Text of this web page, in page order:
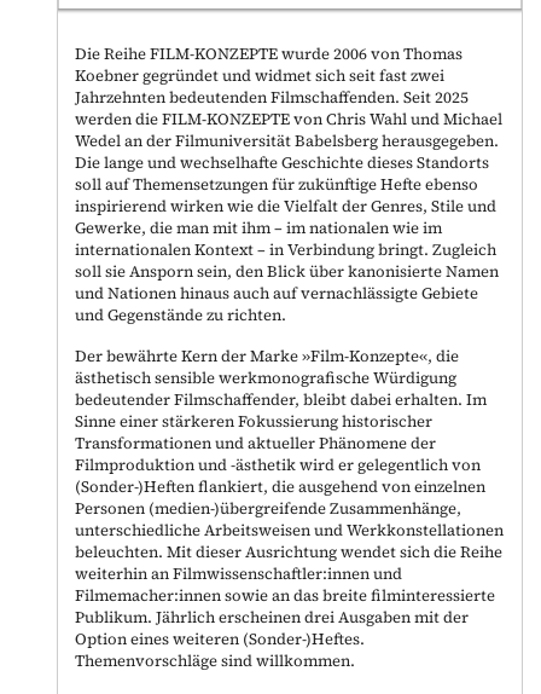
Die Reihe FILM-KONZEPTE wurde 2006 von Thomas
Koebner gegründet und widmet sich seit fast zwei
Jahrzehnten bedeutenden Filmschaffenden. Seit 2025
werden die FILM-KONZEPTE von Chris Wahl und Michael
Wedel an der Filmuniversität Babelsberg herausgegeben.
Die lange und wechselhafte Geschichte dieses Standorts
soll auf Themensetzungen für zukünftige Hefte ebenso
inspirierend wirken wie die Vielfalt der Genres, Stile und
Gewerke, die man mit ihm – im nationalen wie im
internationalen Kontext – in Verbindung bringt. Zugleich
soll sie Ansporn sein, den Blick über kanonisierte Namen
und Nationen hinaus auch auf vernachlässigte Gebiete
und Gegenstände zu richten.
Der bewährte Kern der Marke »Film-Konzepte«, die
ästhetisch sensible werkmonografische Würdigung
bedeutender Filmschaffender, bleibt dabei erhalten. Im
Sinne einer stärkeren Fokussierung historischer
Transformationen und aktueller Phänomene der
Filmproduktion und -ästhetik wird er gelegentlich von
(Sonder-)Heften flankiert, die ausgehend von einzelnen
Personen (medien-)übergreifende Zusammenhänge,
unterschiedliche Arbeitsweisen und Werkkonstellationen
beleuchten. Mit dieser Ausrichtung wendet sich die Reihe
weiterhin an Filmwissenschaftler:innen und
Filmemacher:innen sowie an das breite filminteressierte
Publikum. Jährlich erscheinen drei Ausgaben mit der
Option eines weiteren (Sonder-)Heftes.
Themenvorschläge sind willkommen.